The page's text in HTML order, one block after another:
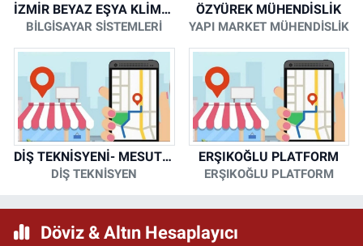
İZMİR BEYAZ EŞYA KLİMA KOMBİ SERVİSİ
BİLGİSAYAR SİSTEMLERİ
ÖZYÜREK MÜHENDİSLİK
YAPI MARKET MÜHENDİSLİK
DİŞ TEKNİSYENİ- MESUT KORKMAZ
DİŞ TEKNİSYEN
ERŞIKOĞLU PLATFORM
ERŞIKOĞLU PLATFORM
Döviz & Altın Hesaplayıcı